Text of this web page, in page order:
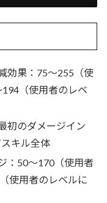
効果：75～255（使
（使用者のレベ
初のダメージイン
キル全体
：50～170（使用者
使用者のレベルに